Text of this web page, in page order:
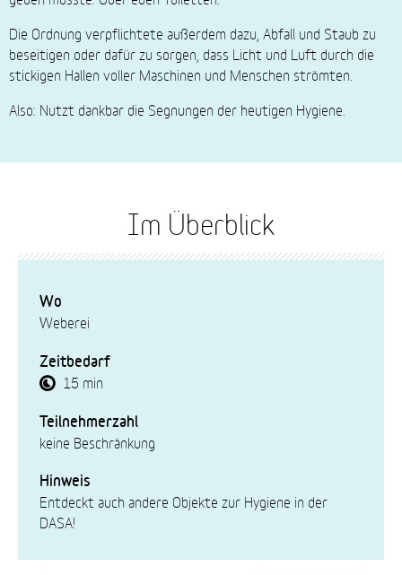
Die Ordnung verpflichtete außerdem dazu, Abfall und Staub zu
beseitigen oder dafür zu sorgen, dass Licht und Luft durch die
stickigen Hallen voller Maschinen und Menschen strömten.
Also: Nutzt dankbar die Segnungen der heutigen Hygiene.
Im Überblick
Wo
Weberei
Zeitbedarf
15 min
Teilnehmerzahl
keine Beschränkung
Hinweis
Entdeckt auch andere Objekte zur Hygiene in der
DASA!